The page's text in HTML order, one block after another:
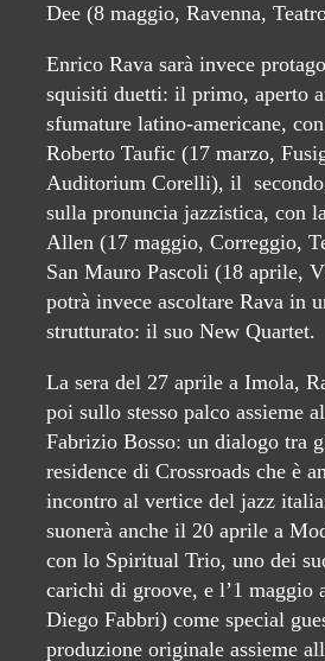
Dee (8 maggio, Ravenna,
Enrico Rava sarà invece
squisiti duetti: il primo, aperto
sfumature latino-americane,
Roberto Taufic (17 marzo,
Auditorium Corelli), il
sulla pronuncia jazzistica, con
Allen (17 maggio, Correggio,
San Mauro Pascoli (18 aprile,
potrà invece ascoltare Rava in
strutturato: il suo New Quartet.
La sera del 27 aprile a Imola,
poi sullo stesso palco assieme
Fabrizio Bosso: un dialogo tra
residence di Crossroads che è
incontro al vertice del jazz
suonerà anche il 20 aprile a
con lo Spiritual Trio, uno dei
carichi di groove, e l’1 maggio
Diego Fabbri) come special
produzione originale assieme